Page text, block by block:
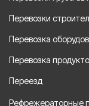
Перевозки
Перевозка
Перевозка
Переезд
Рефрежераторные